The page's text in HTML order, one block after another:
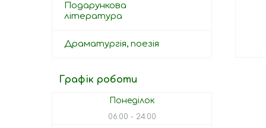
Подарункова
література
Драматургія, поезія
Графік роботи
Понеділок
06:00 24:00